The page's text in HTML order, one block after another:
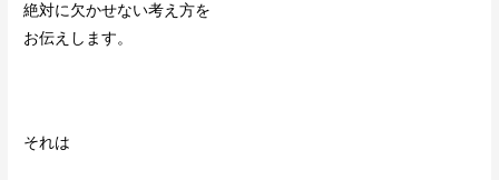
絶対に欠かせない考え方を
お伝えします。
それは